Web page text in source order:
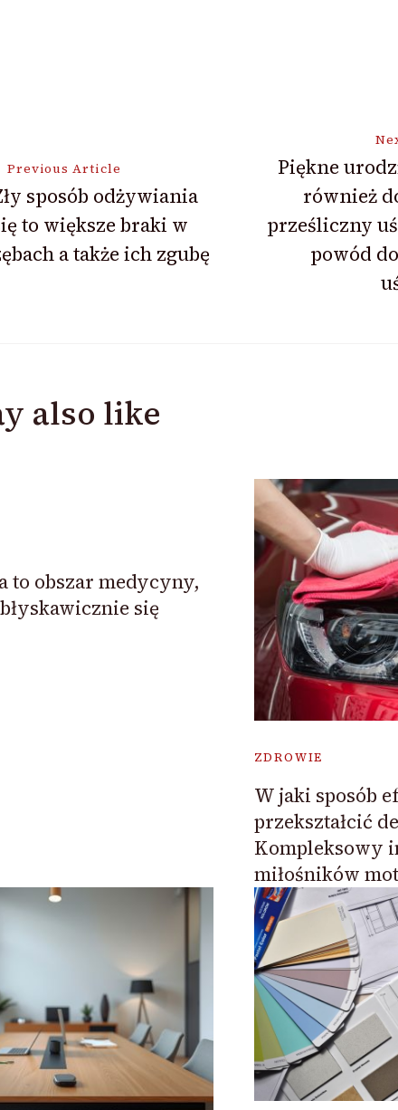
Previous Article
sposób odżywiania
to większe braki w
a także ich zgubę
Piękne
również
prześliczny
powód
also like
to obszar medycyny,
się
ZDROWIE
W jaki sposób
przekształcić
Kompleksowy
miłośników